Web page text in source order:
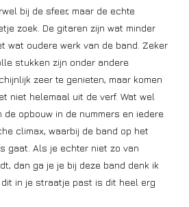
bij de sfeer, maar de echte
zoek. De gitaren zijn wat minder
wat oudere werk van de band. Zeker
stukken zijn onder andere
zeer te genieten, maar komen
niet helemaal uit de verf. Wat wel
de opbouw in de nummers en iedere
climax, waarbij de band op het
gaat. Als je echter niet zo van
dan ga je je bij deze band denk ik
in je straatje past is dit heel erg